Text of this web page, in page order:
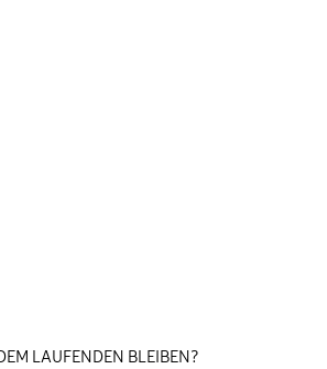
LAUFENDEN BLEIBEN?